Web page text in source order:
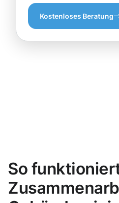
Kostenloses Beratung
So